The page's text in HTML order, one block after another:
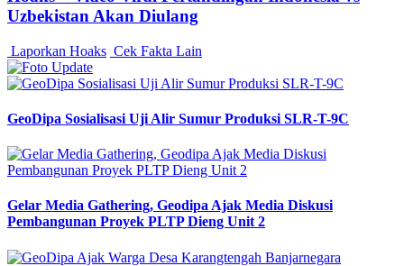
Uzbekistan Akan Diulang
Laporkan Hoaks Cek Fakta Lain
GeoDipa Sosialisasi Uji Alir Sumur Produksi SLR-T-9C
Gelar Media Gathering, Geodipa Ajak Media Diskusi
Pembangunan Proyek PLTP Dieng Unit 2